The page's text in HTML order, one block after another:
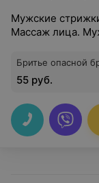
Мужские
Массаж лица.
Бритье опасной
55 руб.